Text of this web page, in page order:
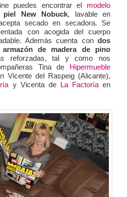
puedes encontrar el modelo
piel New Nobuck, lavable en
secado en secadora. Se
con acogida del cuerpo
Además cuenta con dos
de madera de pino
reforzadas, tal y como nos
Tina de Hipermueble
Vicente del Raspeig (Alicante),
y Vicenta de La Factoríaen